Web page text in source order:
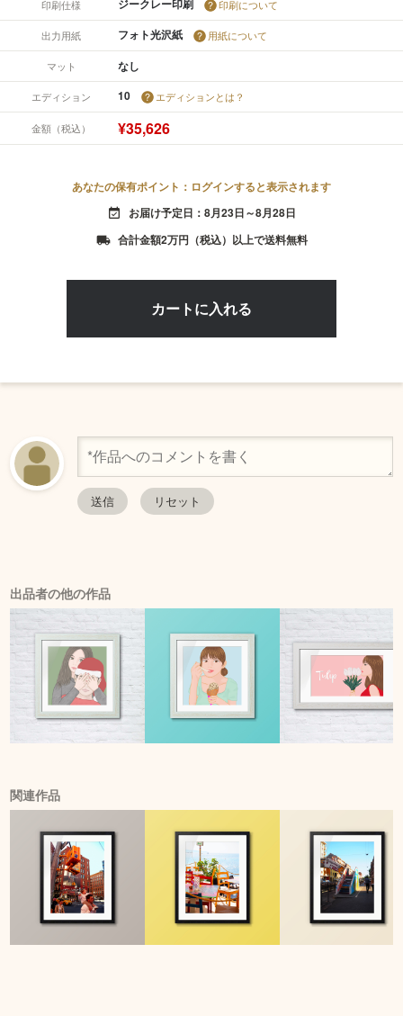
印刷仕様 ジークレー印刷 印刷について
出力用紙 フォト光沢紙 用紙について
マット なし
エディション 10 エディションとは？
金額（税込） ¥35,626
あなたの保有ポイント：ログインすると表示されます
event_available お届け予定日：8月23日～8月28日
local_shipping 合計金額2万円（税込）以上で送料無料
出品者の他の作品
関連作品